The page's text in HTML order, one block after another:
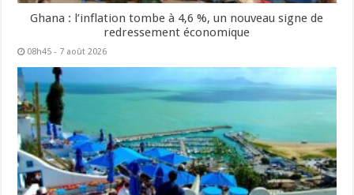
Ghana : l’inflation tombe à 4,6 %, un nouveau signe de
redressement économique
08h45 - 7 août 2026